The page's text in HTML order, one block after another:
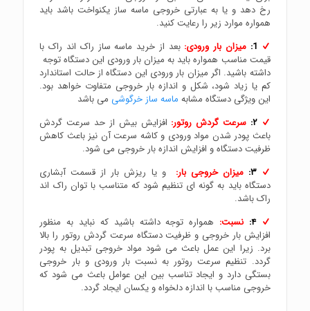
رخ دهد و یا به عبارتی خروجی ماسه ساز یکنواخت باشد باید
همواره موارد زیر را رعایت کنید.
میزان بار ورودی: بعد از خرید ماسه ساز راک اند راک با
قیمت مناسب همواره باید به میزان بار ورودی این دستگاه توجه
داشته باشید. اگر میزان بار ورودی این دستگاه از حالت استاندارد
کم یا زیاد شود، شکل و اندازه بار خروجی متفاوت خواهد بود.
این ویژگی دستگاه مشابه ماسه ساز خرگوشی می باشد
۲:
سرعت گردش روتور: افزایش بیش از حد سرعت گردش
باعث پودر شدن مواد ورودی و کاشه سرعت آن نیز باعث کاهش
ظرفیت دستگاه و افزایش اندازه بار خروجی می شود.
۳:
میزان خروجی بار: و یا ریزش بار از قسمت آبشاری
دستگاه باید به گونه ای تنظیم شود که متناسب با توان راک اند
راک باشد.
۴:
نسبت: همواره توجه داشته باشید که نباید به منظور
افزایش بار خروجی و ظرفیت دستگاه سرعت گردش روتور را بالا
برد. زیرا این عمل باعث می شود مواد خروجی تبدیل به پودر
گردد. تنظیم سرعت روتور به نسبت بار ورودی و بار خروجی
بستگی دارد و ایجاد تناسب بین این عوامل باعث می شود که
خروجی مناسب با اندازه دلخواه و یکسان ایجاد گردد.